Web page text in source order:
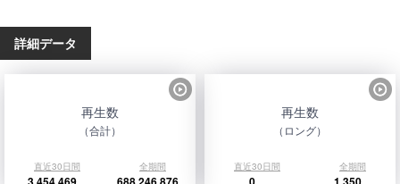
詳細データ
再生数
（合計）
直近30日間 全期間
再生数
（ロング）
直近30日間 全期間